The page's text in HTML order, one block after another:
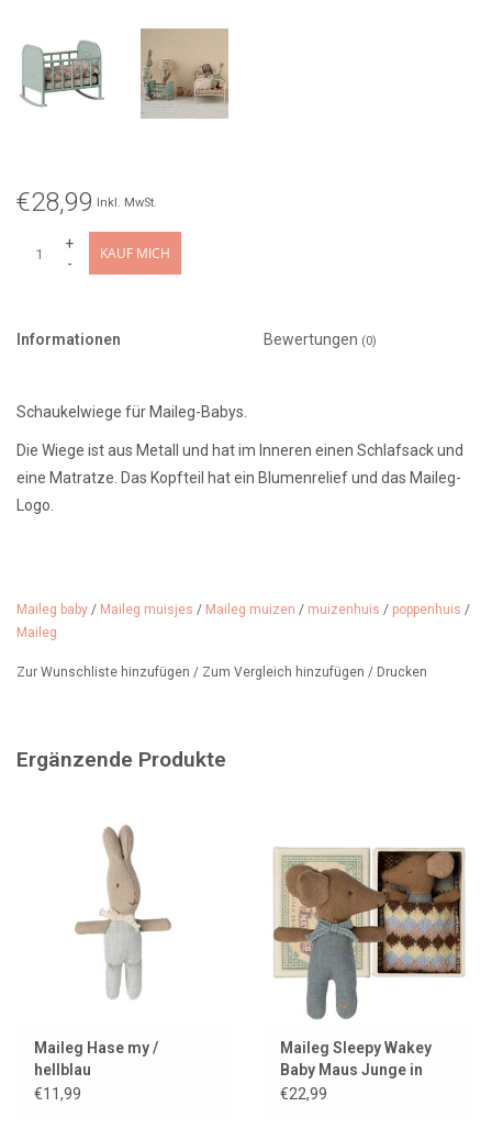
€28,99 Inkl. MwSt.
+
-
KAUF MICH
Informationen Bewertungen (0)
Schaukelwiege für Maileg-Babys.
Die Wiege ist aus Metall und hat im Inneren einen Schlafsack und
eine Matratze. Das Kopfteil hat ein Blumenrelief und das Maileg-
Logo.
Farbe: blau grün
Maileg baby / Maileg muisjes / Maileg muizen / muizenhuis / poppenhuis /
Maileg
Zur Wunschliste hinzufügen / Zum Vergleich hinzufügen / Drucken
Ergänzende Produkte
Maileg Hase my /
hellblau
€11,99
Maileg Sleepy Wakey
Baby Maus Junge in
Streichholzschachtel
€22,99